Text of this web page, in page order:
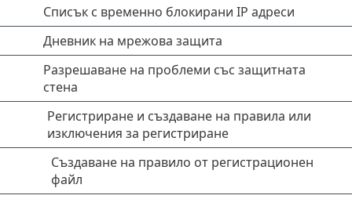
Списък с временно блокирани IP адреси
Дневник на мрежова защита
Разрешаване на проблеми със защитната
стена
Регистриране и създаване на правила или
изключения за регистриране
Създаване на правило от регистрационен
файл